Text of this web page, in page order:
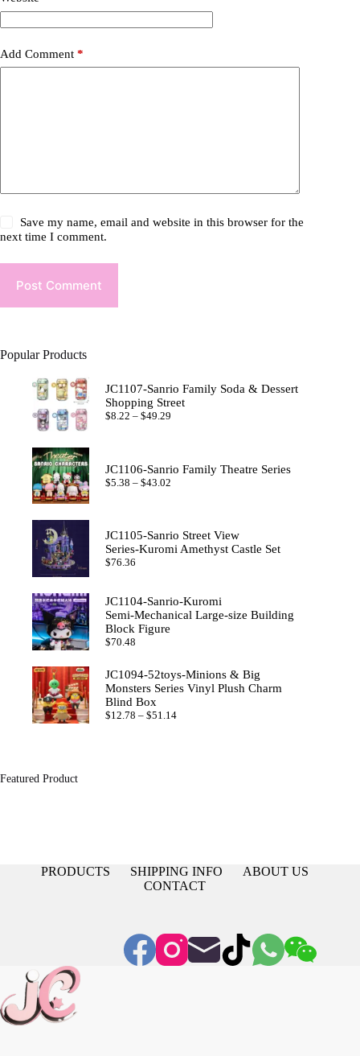
Add Comment *
Save my name, email and website in this browser for the
next time I comment.
Post Comment
Popular Products
JC1107-Sanrio Family Soda & Dessert
Shopping Street
$8.22 – $49.29Price
$49.29
JC1106-Sanrio Family Theatre Series
$5.38 – $43.02Price
$43.02
JC1105-Sanrio Street View
Series‑Kuromi Amethyst Castle Set
$76.36
JC1104-Sanrio‑Kuromi
Semi‑Mechanical Large‑size Building
Block Figure
$70.48
JC1094-52toys‑Minions & Big
Monsters Series Vinyl Plush Charm
Blind Box
$12.78 – $51.14Price
Featured Product
PRODUCTS SHIPPING INFO
ABOUT US
CONTACT